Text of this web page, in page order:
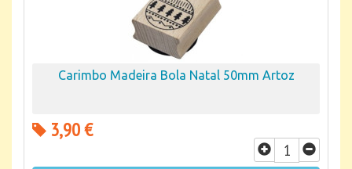
Carimbo Madeira Bola Natal 50mm Artoz
3,90 €